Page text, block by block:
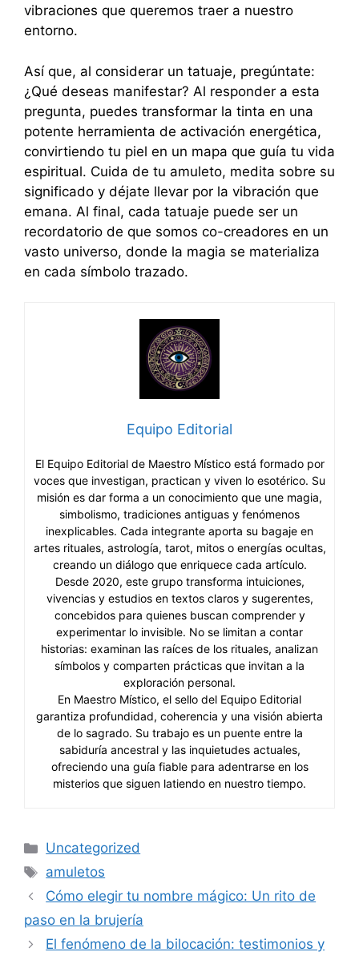
vibraciones que queremos traer a nuestro
entorno.
Así que, al considerar un tatuaje, pregúntate:
¿Qué deseas manifestar? Al responder a esta
pregunta, puedes transformar la tinta en una
potente herramienta de activación energética,
convirtiendo tu piel en un mapa que guía tu vida
espiritual. Cuida de tu amuleto, medita sobre su
significado y déjate llevar por la vibración que
emana. Al final, cada tatuaje puede ser un
recordatorio de que somos co-creadores en un
vasto universo, donde la magia se materializa
en cada símbolo trazado.
Equipo Editorial
El Equipo Editorial de Maestro Místico está formado por
voces que investigan, practican y viven lo esotérico. Su
misión es dar forma a un conocimiento que une magia,
simbolismo, tradiciones antiguas y fenómenos
inexplicables. Cada integrante aporta su bagaje en
artes rituales, astrología, tarot, mitos o energías ocultas,
creando un diálogo que enriquece cada artículo.
Desde 2020, este grupo transforma intuiciones,
vivencias y estudios en textos claros y sugerentes,
concebidos para quienes buscan comprender y
experimentar lo invisible. No se limitan a contar
historias: examinan las raíces de los rituales, analizan
símbolos y comparten prácticas que invitan a la
exploración personal.
En Maestro Místico, el sello del Equipo Editorial
garantiza profundidad, coherencia y una visión abierta
de lo sagrado. Su trabajo es un puente entre la
sabiduría ancestral y las inquietudes actuales,
ofreciendo una guía fiable para adentrarse en los
misterios que siguen latiendo en nuestro tiempo.
Categorías
Uncategorized
Etiquetas
amuletos
Cómo elegir tu nombre mágico: Un rito de
paso en la brujería
El fenómeno de la bilocación: testimonios y